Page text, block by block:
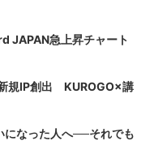
JAPAN急上昇チャート
規IP創出 KUROGO×講
になった人へ──それでも